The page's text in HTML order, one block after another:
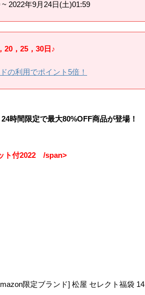
2022年9月24日(土)01:59
20，25，30日♪
の利用でポイント5倍！
24時間限定で最大80%OFF商品が登場！
ト付2022 /span>
限定ブランド] 松屋 セレクト福袋 14